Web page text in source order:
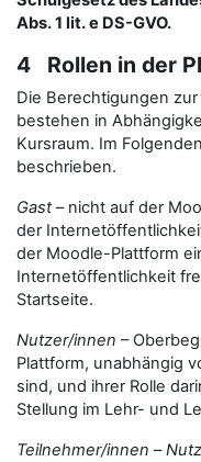
Abs. 1 lit. e DS-GVO.
4 Rollen in der
Die Berechtigungen
bestehen in
Kursraum. Im
beschrieben.
Gast– nicht auf der
der
der Moodle-Plattform
Internetöffentlichkeit
Startseite.
Nutzer/innen –
Plattform, unabhängig
sind, und ihrer Rolle
Stellung im Lehr- und
Teilnehmer/innen –